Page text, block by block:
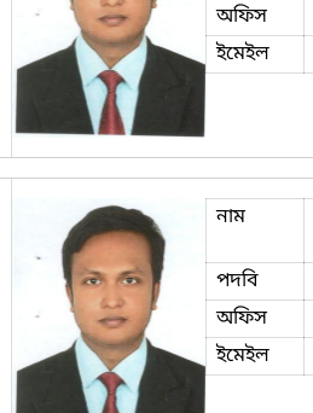
অফিস
ইমেইল
নাম
পদবি
অফিস
ইমেইল